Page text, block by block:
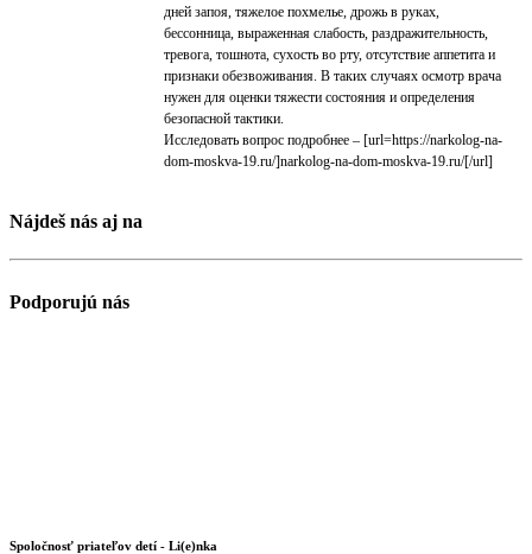
дней запоя, тяжелое похмелье, дрожь в руках,
бессонница, выраженная слабость, раздражительность,
тревога, тошнота, сухость во рту, отсутствие аппетита и
признаки обезвоживания. В таких случаях осмотр врача
нужен для оценки тяжести состояния и определения
безопасной тактики.
Исследовать вопрос подробнее – [url=https://narkolog-na-
dom-moskva-19.ru/]narkolog-na-dom-moskva-19.ru/[/url]
Nájdeš nás aj na
Podporujú nás
Spoločnosť priateľov detí - Li(e)nka